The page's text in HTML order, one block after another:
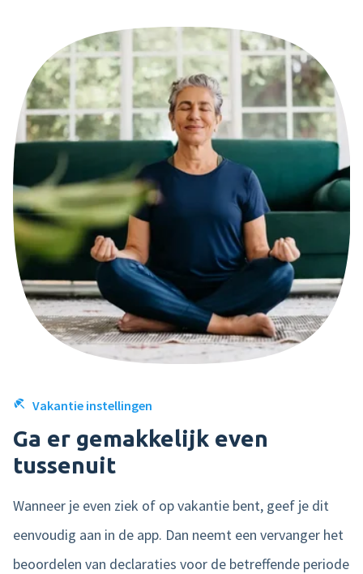
Vakantie instellingen
Ga er gemakkelijk even
tussenuit
Wanneer je even ziek of op vakantie bent, geef je dit
eenvoudig aan in de app. Dan neemt een vervanger het
beoordelen van declaraties voor de betreffende periode
Leer alles over onze
oplossingen voor declaraties
Ja, ik wil graag marketing e-mails van
nmbrs ontvangen. Lees onze